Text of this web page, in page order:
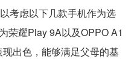
考虑以下几款手机作为选
荣耀Play 9A以及OPPO A1
出色，能够满足父母的基